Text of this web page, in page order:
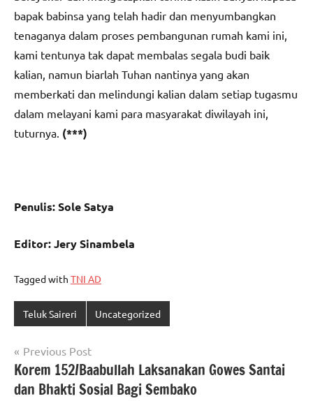
bapak babinsa yang telah hadir dan menyumbangkan
tenaganya dalam proses pembangunan rumah kami ini,
kami tentunya tak dapat membalas segala budi baik
kalian, namun biarlah Tuhan nantinya yang akan
memberkati dan melindungi kalian dalam setiap tugasmu
dalam melayani kami para masyarakat diwilayah ini,
tuturnya. (***)
Penulis: Sole Satya
Editor: Jery Sinambela
Tagged with TNI AD
Teluk Saireri Uncategorized
Navigasi
pos
Previous Post
Korem 152/Baabullah Laksanakan Gowes Santai
dan Bhakti Sosial Bagi Sembako